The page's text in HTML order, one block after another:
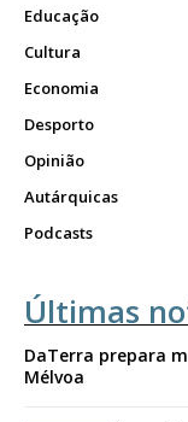
Educação
Cultura
Economia
Desporto
Opinião
Autárquicas
Podcasts
Últimas
DaTerra prepara
Mélvoa